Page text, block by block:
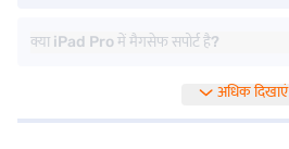
क्या iPad Pro में मैगसेफ सपोर्ट है?
अधिक दिखाएं